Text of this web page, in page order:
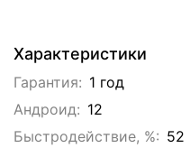
Характеристики
Гарантия: 1 год
Андроид: 12
Быстродействие, %: 52